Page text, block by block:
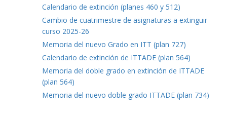
Calendario de extinción (planes 460 y 512)
Cambio de cuatrimestre de asignaturas a extinguir
curso 2025-26
Memoria del nuevo Grado en ITT (plan 727)
Calendario de extinción de ITTADE (plan 564)
Memoria del doble grado en extinción de ITTADE
(plan 564)
Memoria del nuevo doble grado ITTADE (plan 734)